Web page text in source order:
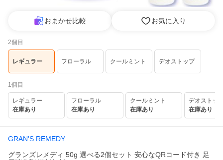
おまかせ比較 お気に入り
2個目
レギュラー フローラル クールミント デオストップ
1個目
レギュラー
在庫あり
フローラル
在庫あり
クールミント
在庫あり
デオストッ
在庫あり
GRAN'S REMEDY
グランズレメディ 50g 選べる2個セット 安心なQRコード付き 足